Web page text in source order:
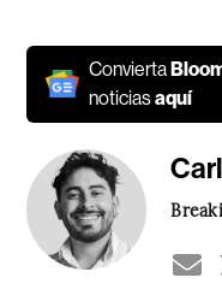
Convierta
noticiasaquí